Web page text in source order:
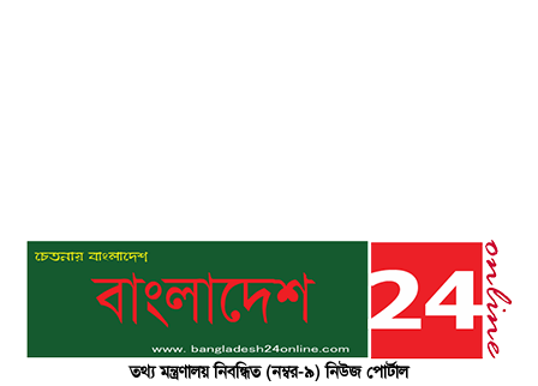
তথ্য মন্ত্রণালয় নিবন্ধিত (নম্বর-৯) নিউজ পোর্টাল